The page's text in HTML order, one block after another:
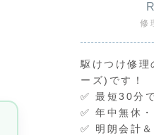
修
駆けつけ修
ーズ)です！
✅ 最短30分
✅ 年中無休
✅ 明朗会計